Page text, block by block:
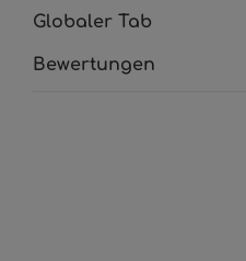
Globaler Tab
Bewertungen